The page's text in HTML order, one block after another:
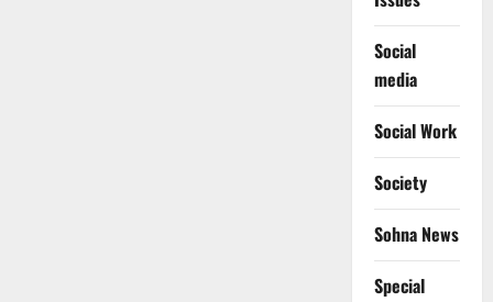
Social
media
Social Work
Society
Sohna News
Special